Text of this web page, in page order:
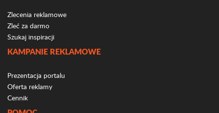
Zlecenia reklamowe
Zleć za darmo
Szukaj inspiracji
KAMPANIE REKLAMOWE
Prezentacja portalu
Oferta reklamy
Cennik